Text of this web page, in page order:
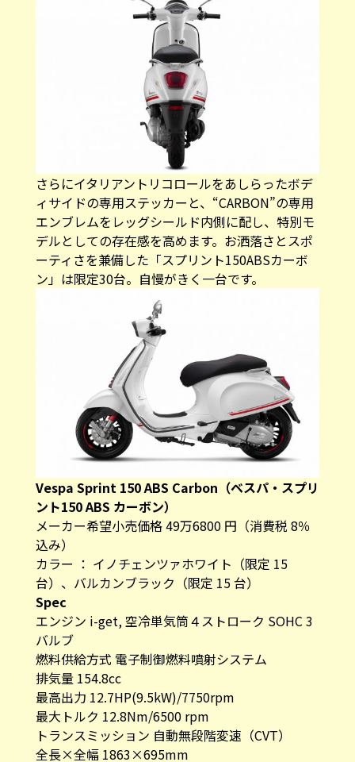
さらにイタリアントリコロールをあしらったボデ
ィサイドの専用ステッカーと、“CARBON”の専用
エンブレムをレッグシールド内側に配し、特別モ
デルとしての存在感を高めます。お洒落さとスポ
ーティさを兼備した「スプリント150ABSカーボ
ン」は限定30台。自慢がきく一台です。
Vespa Sprint 150 ABS Carbon（ベスパ・スプリ
ント150 ABS カーボン）
メーカー希望小売価格 49万6800 円（消費税 8％
込み）
カラー ： イノチェンツァホワイト（限定 15
台）、バルカンブラック（限定 15 台）
Spec
エンジン i-get, 空冷単気筒４ストローク SOHC 3
バルブ
燃料供給方式 電子制御燃料噴射システム
排気量 154.8cc
最高出力 12.7HP(9.5kW)/7750rpm
最大トルク 12.8Nm/6500 rpm
トランスミッション 自動無段階変速（CVT）
全長×全幅 1863×695mm